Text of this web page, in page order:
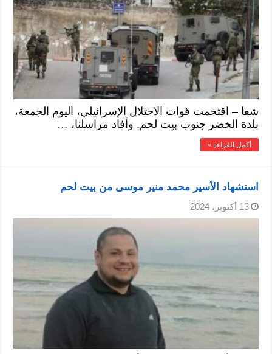
شفا – اقتحمت قوات الاحتلال الإسرائيلي، اليوم الجمعة،
بلدة الخضر جنوب بيت لحم. وأفاد مراسلنا، …
أكمل القراءة »
استشهاد الأسير محمد منير موسى من بيت لحم
13 أكتوبر، 2024